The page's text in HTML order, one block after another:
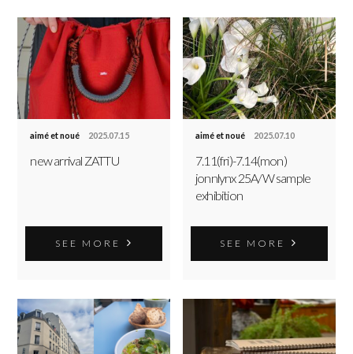
aimé et noué 2025.07.15
new arrival ZATTU
SEE MORE
aimé et noué 2025.07.10
7.11(fri)-7.14(mon)
jonnlynx 25A/W sample
exhibition
SEE MORE